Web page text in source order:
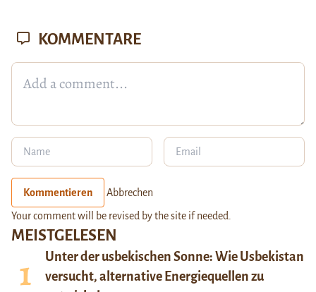
MEISTGELESEN
Unter der usbekischen Sonne: Wie Usbekistan
versucht, alternative Energiequellen zu
KOMMENTARE
Kommentieren Abbrechen
Your comment will be revised by the site if needed.